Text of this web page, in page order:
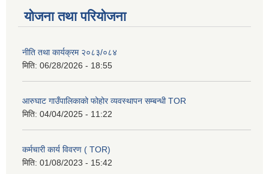
योजना तथा परियोजना
नीति तथा कार्यक्रम २०८३/०८४
मिति: 06/28/2026 - 18:55
आरुघाट गाउँपालिकाको फोहोर व्यवस्थापन सम्बन्धी TOR
मिति: 04/04/2025 - 11:22
कर्मचारी कार्य विवरण ( TOR)
मिति: 01/08/2023 - 15:42